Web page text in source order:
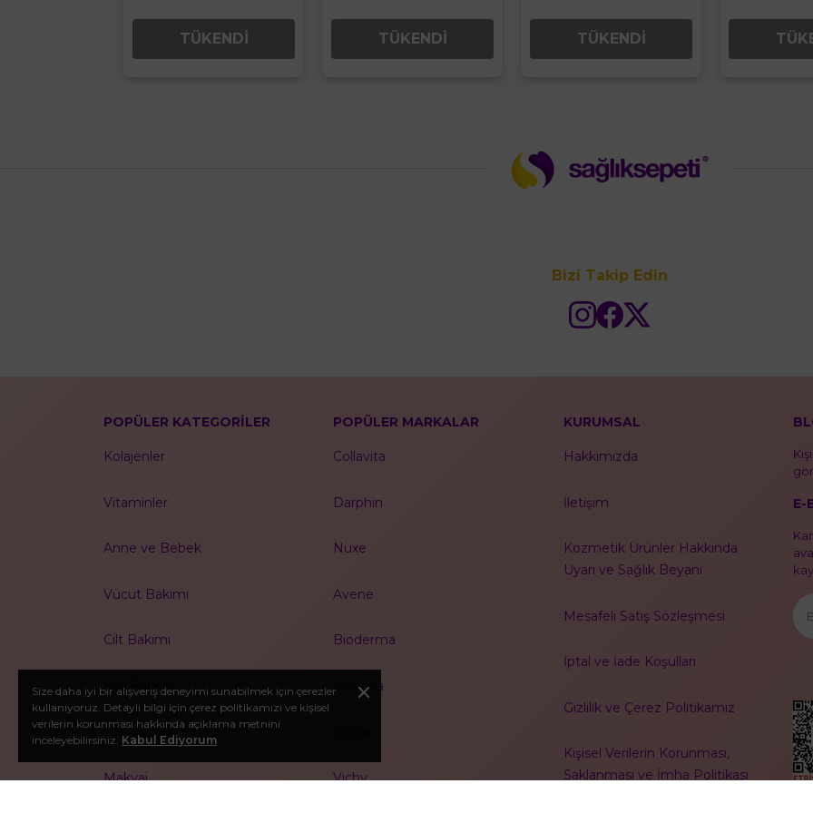
Size daha iyi bir alışveriş deneyimi sunabilmek için çerezler
kullanıyoruz. Detaylı bilgi için çerez politikamızı ve kişisel
verilerin korunması hakkında açıklama metnini
inceleyebilirsiniz. Kabul Ediyorum
TÜKENDİ TÜKENDİ TÜKENDİ
Bizi Takip Edin
POPÜLER KATEGORİLER
Kolajenler
Vitaminler
Anne ve Bebek
Vücut Bakımı
Cilt Bakımı
Saç Bakımı
Güneş Ürünleri
Makyaj
POPÜLER MARKALAR
Collavita
Darphin
Nuxe
Avene
Bioderma
Mustela
Vichy
KURUMSAL
Hakkımızda
İletişim
Kozmetik Ürünler Hakkında
Uyarı ve Sağlık Beyanı
Mesafeli Satış Sözleşmesi
İptal ve İade Koşulları
Gizlilik ve Çerez Politikamız
Kişisel Verilerin Korunması,
Saklanması ve İmha Politikası
E-